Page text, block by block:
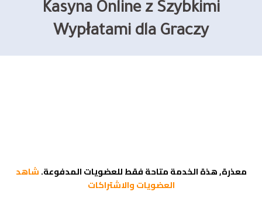
Kasyna Online z Szybkimi
Wypłatami dla Graczy
معذرة, هذة الخدمة متاحة فقط للعضويات المدفوعة.شاهد
العضويات والاشتراكات